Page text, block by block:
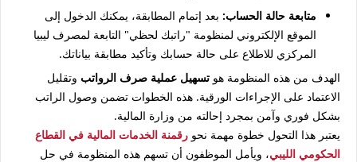
متابعة حالة الحساب: بعد إتمام المطابقة، يمكنك الدخول إلى
الموقع الإلكتروني لمنظومة "راتبك لحظي" التابعة لمصرف ليبيا
المركزي للاطلاع على حالة حسابك وتأكيد مطابقة بياناتك.
الهدف من هذه المنظومة هو تسهيل عملية صرف الرواتب وتقليل
الاعتماد على الإجراءات الورقية. هذه الخطوات تضمن وصول الراتب
بشكل فوري وآمن بمجرد إحالته من وزارة المالية.
يعتبر هذا التحول خطوة مهمة نحو رقمنة الخدمات المالية في القطاع
الحكومي الليبي، ويأمل الموظفون أن تسهم هذه المنظومة في حل